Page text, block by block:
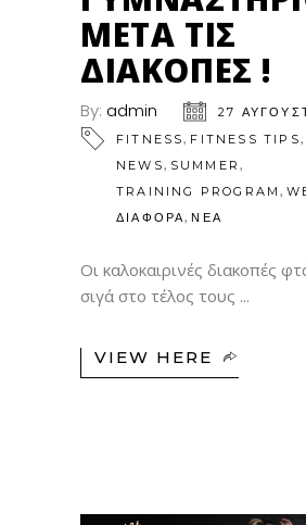
ΜΕΤΑ ΤΙΣ
ΔΙΑΚΟΠΕΣ !
By: admin
27
FITNESS, FITNESS TIPS,
NEWS, SUMMER,
TRAINING PROGRAM,
ΔΙΑΦΟΡΑ,ΝΕΑ
Οι καλοκαιρινές διακοπές
σιγά στο τέλος τους
VIEW HERE